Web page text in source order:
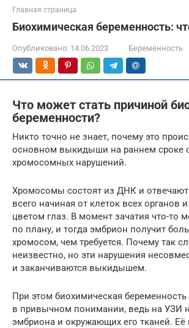
Главная страница
Биохимическая беременность:
Опубликовано: 14.06.2023 Беременность
Что может стать причиной
беременности?
Никто точно не знает, почему это
основном выкидыши на раннем сроке
хромосомных нарушений.
Хромосомы состоят из ДНК и отвечают
всего начиная от клеток всех органов
цветом глаз. В момент зачатия что-то
по плану, и тогда эмбрион получит
хромосом, чем требуется. Почему так
неизвестно, но эти нарушения
и заканчиваются выкидышем.
При этом биохимическая
в привычном понимании, ведь на УЗИ
эмбриона и окружающих его тканей. Её